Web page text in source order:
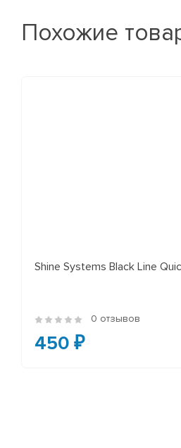
Похожие
Shine Systems Black Line
0 отзывов
450 ₽